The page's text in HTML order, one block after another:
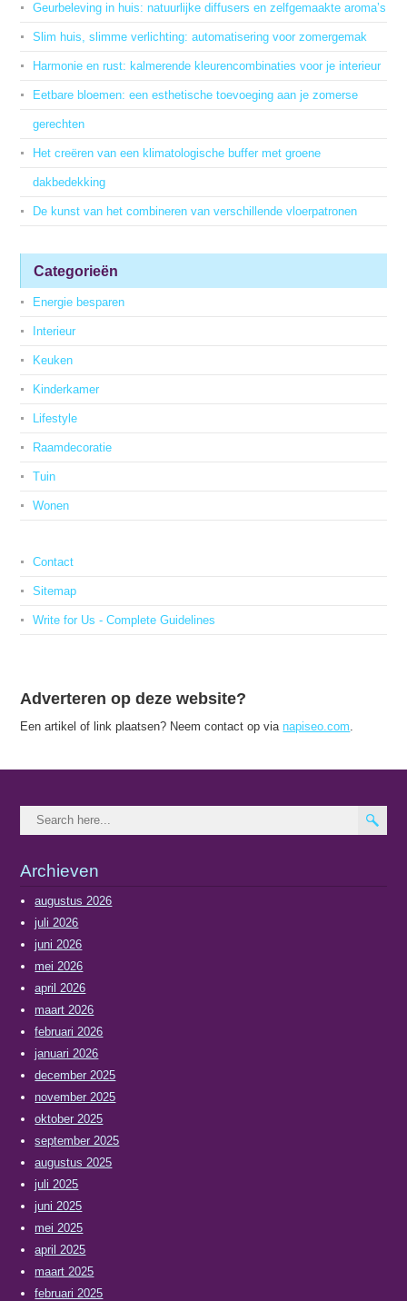
Geurbeleving in huis: natuurlijke diffusers en zelfgemaakte aroma’s
Slim huis, slimme verlichting: automatisering voor zomergemak
Harmonie en rust: kalmerende kleurencombinaties voor je interieur
Eetbare bloemen: een esthetische toevoeging aan je zomerse
gerechten
Het creëren van een klimatologische buffer met groene
dakbedekking
De kunst van het combineren van verschillende vloerpatronen
Categorieën
Energie besparen
Interieur
Keuken
Kinderkamer
Lifestyle
Raamdecoratie
Tuin
Wonen
Contact
Sitemap
Write for Us - Complete Guidelines
Adverteren op deze website?
Een artikel of link plaatsen? Neem contact op vianapiseo.com
Archieven
augustus 2026
juli 2026
juni 2026
mei 2026
april 2026
maart 2026
februari 2026
januari 2026
december 2025
november 2025
oktober 2025
september 2025
augustus 2025
juli 2025
juni 2025
mei 2025
april 2025
maart 2025
februari 2025